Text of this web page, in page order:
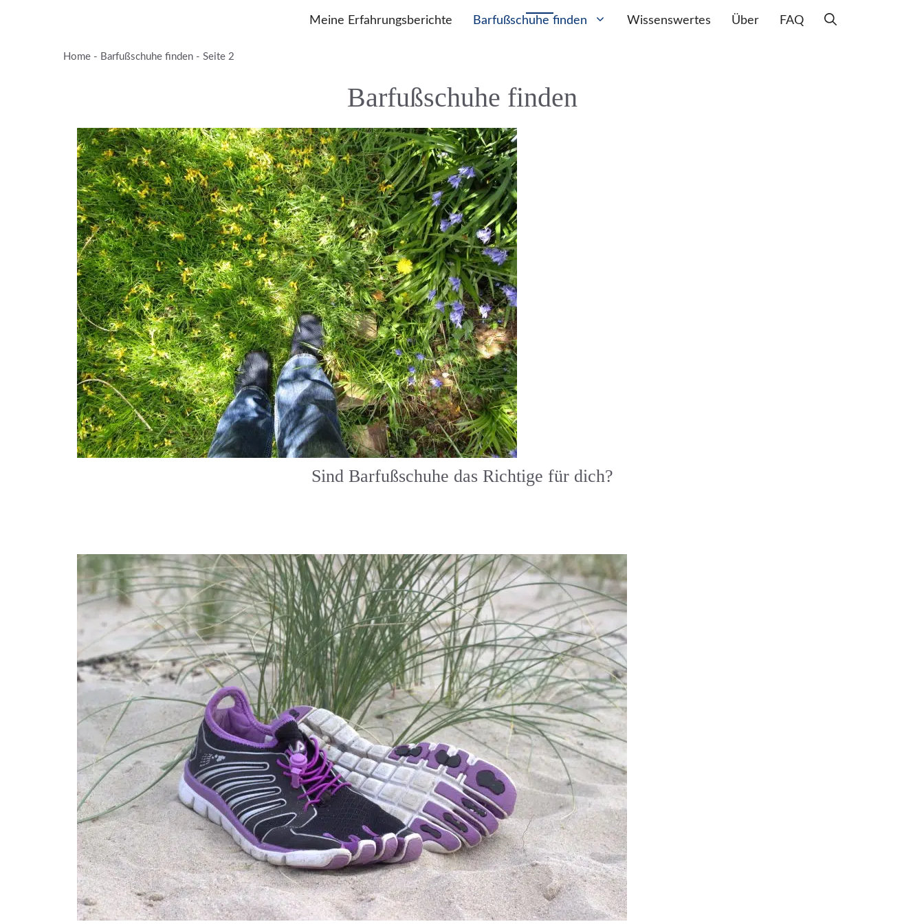
Meine Erfahrungsberichte Barfußschuhe finden Wissenswertes Über FAQ
Home - Barfußschuhe finden - Seite 2
Barfußschuhe finden
Sind Barfußschuhe das Richtige für dich?